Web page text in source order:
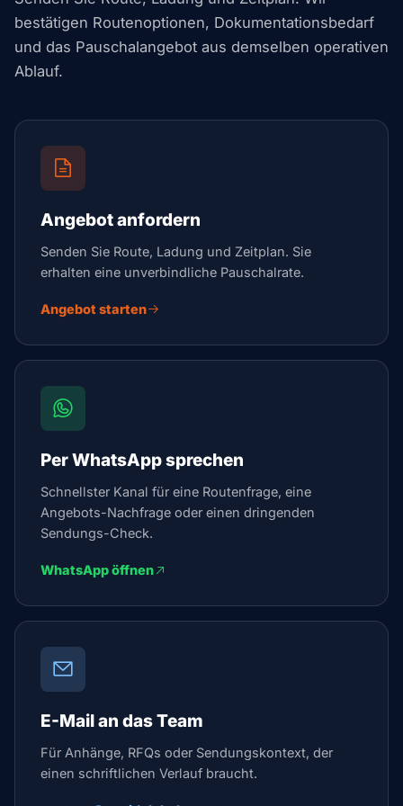
bestätigen Routenoptionen, Dokumentationsbedarf
und das Pauschalangebot aus demselben operativen
Ablauf.
Angebot anfordern
Senden Sie Route, Ladung und Zeitplan. Sie
erhalten eine unverbindliche Pauschalrate.
Angebot starten
Per WhatsApp sprechen
Schnellster Kanal für eine Routenfrage, eine
Angebots-Nachfrage oder einen dringenden
Sendungs-Check.
WhatsApp öffnen
E-Mail an das Team
Für Anhänge, RFQs oder Sendungskontext, der
einen schriftlichen Verlauf braucht.